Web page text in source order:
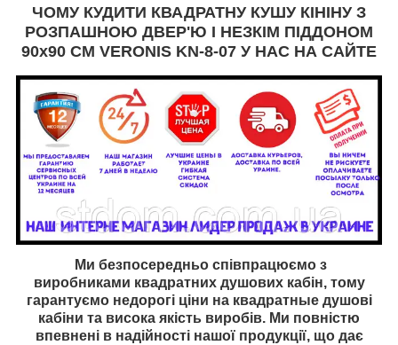
ЧОМУ КУДИТИ КВАДРАТНУ КУШУ КІНІНУ З
РОЗПАШНОЮ ДВЕР'Ю І НЕЗКІМ ПІДДОНОМ
90х90 СМ VERONIS KN-8-07 У НАС НА САЙТЕ
Ми безпосередньо співпрацюємо з
виробниками квадратних душових кабін, тому
гарантуємо недорогі ціни на квадратные душові
кабіни та висока якість виробів. Ми повністю
впевнені в надійності нашої продукції, що дає